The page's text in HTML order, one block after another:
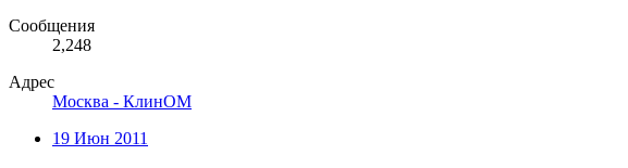
Сообщения
2,248
Адрес
Москва - КлинОМ
19 Июн 2011